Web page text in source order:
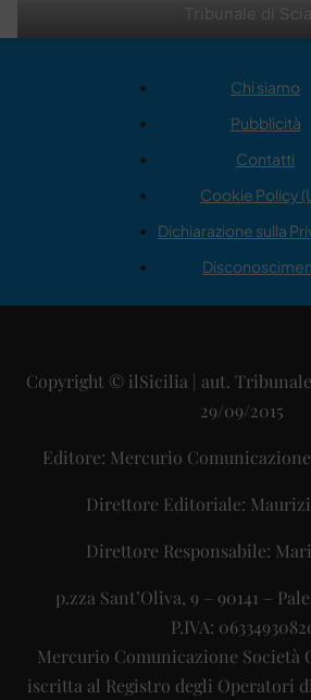
Tribunale di
Chi siamo
Pubblicità
Contatti
Cookie Policy
Dichiarazione sulla
Copyright © ilSicilia | aut. Tribunale
29/09/2015
Editore: Mercurio Comunicazione
Direttore Editoriale:
Direttore Responsabile:
p.zza Sant’Oliva, 9 – 90141 –
P.IVA:
Mercurio Comunicazione Società
iscritta al Registro degli Operatori